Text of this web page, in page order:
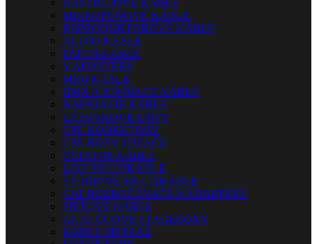
NÁSTROJOVÉ KÁBLE
MIKROFÓNOVÉ KÁBLE
REPRODUKTOROVÉ KÁBLE
AUDIO KÁBLE
PATCH KÁBLE
Y ADAPTÉRY
MIDI KÁBLE
DMX A RIADIACE KÁBLE
NAPÁJACIE KÁBLE
ZÁSUVKOVÉ LIŠTY
CEE KONEKTORY
CEE ROZVÁDZAČE
OSTATNÉ KÁBLE
LIVE MULTIKÁBLE
ŠTÚDIOVÉ MULTIKÁBLE
CAT ROZBOČOVAČE A ADAPTÉRY
SIEŤOVÉ KÁBLE
ANALÓGOVÉ STAGEBOXY
KÁBLE METRÁŽ